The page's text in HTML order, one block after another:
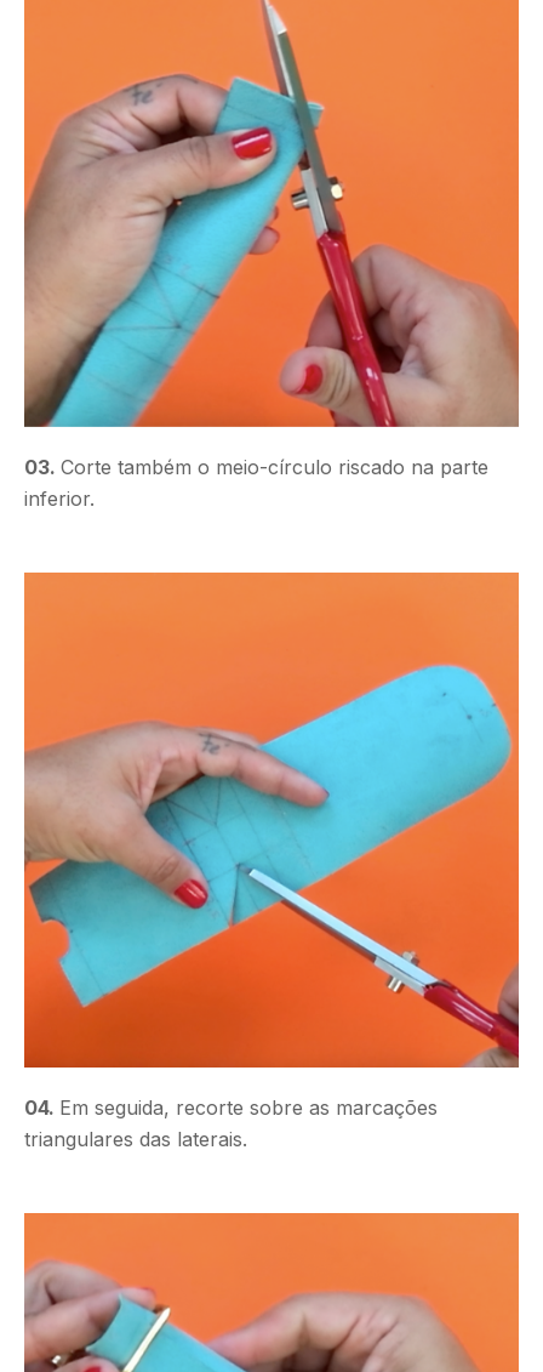
03. Corte também o meio-círculo riscado na parte
inferior.
04. Em seguida, recorte sobre as marcações
triangulares das laterais.